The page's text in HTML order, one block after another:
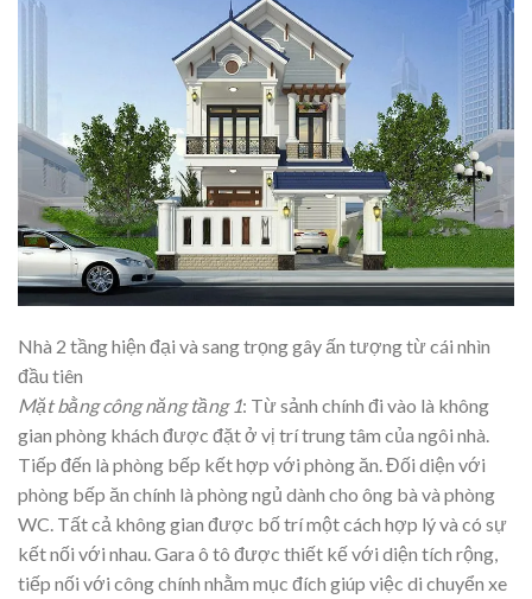
Nhà 2 tầng hiện đại và sang trọng gây ấn tượng từ cái nhìn
đầu tiên
Mặt bằng công năng tầng 1: Từ sảnh chính đi vào là không
gian phòng khách được đặt ở vị trí trung tâm của ngôi nhà.
Tiếp đến là phòng bếp kết hợp với phòng ăn. Đối diện với
phòng bếp ăn chính là phòng ngủ dành cho ông bà và phòng
WC. Tất cả không gian được bố trí một cách hợp lý và có sự
kết nối với nhau. Gara ô tô được thiết kế với diện tích rộng,
tiếp nối với công chính nhằm mục đích giúp việc di chuyển xe